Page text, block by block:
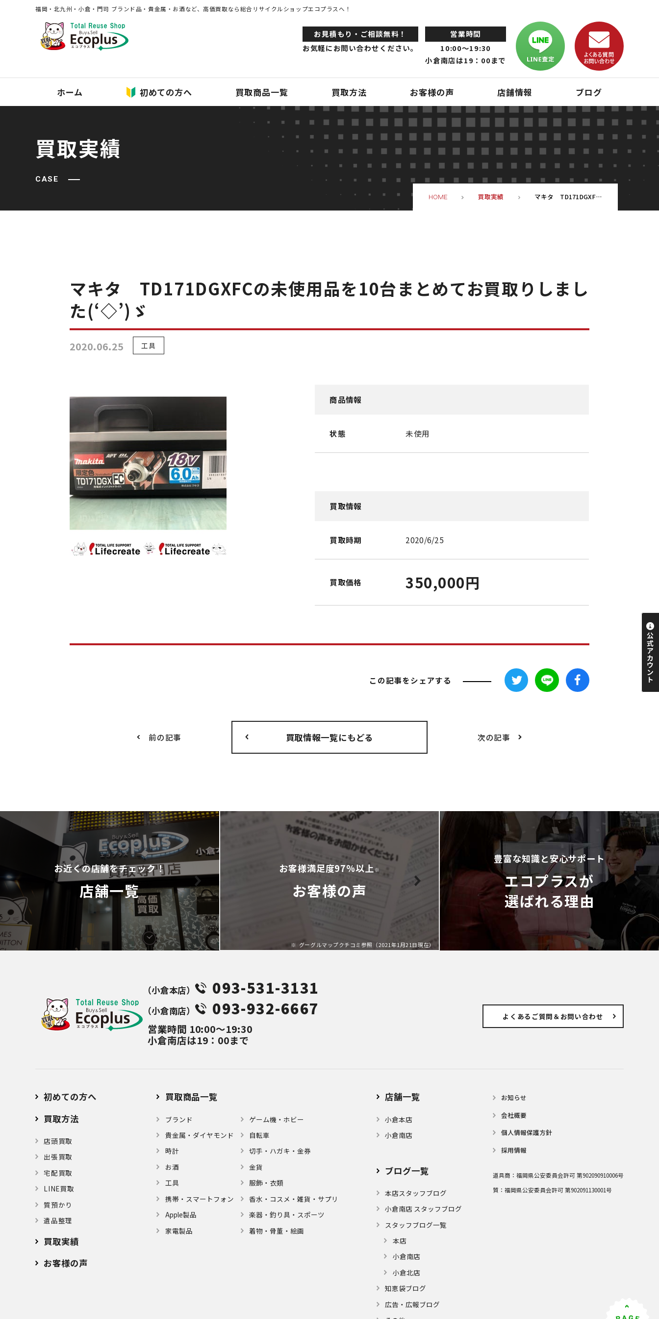
福岡・北九州・⼩倉・⾨司 ブランド品・貴⾦属・お酒など、⾼価買取なら総合リサイクルショップエコプラスへ！
お⾒積もり・ご相談無料！
お気軽にお問い合わせください。
営業時間
10:00～19:30
小倉南店は19：00まで
ホーム 初めての方へ 買取商品一覧 買取方法 お客様の声 店舗情報 ブログ
買取実績
CASE
HOME 買取実績 マキタ TD171DGXFCの未使用品を10台まとめてお買取りしました(‘◇’)ゞ
マキタ TD171DGXFCの未使用品を10台まとめてお買取りしまし
た(‘◇’)ゞ
2020.06.25 工具
商品情報
状態 未使用
買取情報
買取時期 2020/6/25
買取価格 350,000円
この記事をシェアする
前の記事 買取情報一覧にもどる 次の記事
お近くの店舗をチェック！
店舗一覧
お客様満足度97%以上※
お客様の声
グーグルマップクチコミ参照（2021年1月21日現在）
豊富な知識と安心サポート
エコプラスが
選ばれる理由
（⼩倉本店） 093-531-3131
（⼩倉南店） 093-932-6667
営業時間 10:00～19:30
小倉南店は19：00まで
よくあるご質問 ＆お問い合わせ
初めての方へ
買取方法
店頭買取
出張買取
宅配買取
LINE買取
質預かり
遺品整理
買取実績
お客様の声
買取商品一覧
ブランド
貴金属・ダイヤモンド
時計
お酒
⼯具
携帯・スマートフォン
Apple製品
家電製品
ゲーム機・ホビー
自転車
切手・ハガキ・金券
金貨
服飾・衣類
⾹⽔・コスメ・雑貨・サプリ
楽器・釣り具・スポーツ
着物・⾻董・絵画
店舗⼀覧
小倉本店
小倉南店
ブログ⼀覧
本店スタッフブログ
小倉南店 スタッフブログ
スタッフブログ一覧
本店
小倉南店
小倉北店
知恵袋ブログ
広告・広報ブログ
お知らせ
会社概要
個⼈情報保護⽅針
採用情報
道具商： 福岡県公安委員会許可 第902090910006号
質： 福岡県公安委員会許可 第902091130001号